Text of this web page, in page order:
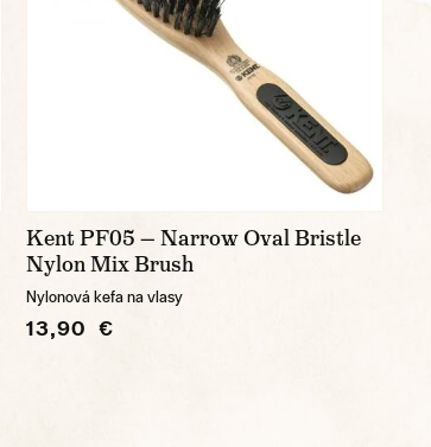
Kent PF05 — Narrow Oval Bristle
Nylon Mix Brush
Nylonová kefa na vlasy
13,90 €